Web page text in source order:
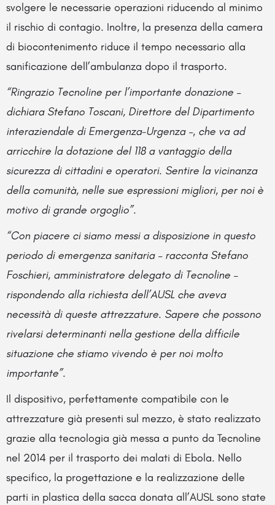
svolgere le necessarie operazioni riducendo al minimo
il rischio di contagio. Inoltre, la presenza della camera
di biocontenimento riduce il tempo necessario alla
sanificazione dell’ambulanza dopo il trasporto.
“Ringrazio Tecnoline per l’importante donazione –
dichiara Stefano Toscani, Direttore del Dipartimento
interaziendale di Emergenza-Urgenza –, che va ad
arricchire la dotazione del 118 a vantaggio della
sicurezza di cittadini e operatori. Sentire la vicinanza
della comunità, nelle sue espressioni migliori, per noi è
motivo di grande orgoglio”.
“Con piacere ci siamo messi a disposizione in questo
periodo di emergenza sanitaria – racconta Stefano
Foschieri, amministratore delegato di Tecnoline –
rispondendo alla richiesta dell’AUSL che aveva
necessità di queste attrezzature. Sapere che possono
rivelarsi determinanti nella gestione della difficile
situazione che stiamo vivendo è per noi molto
importante”.
Il dispositivo, perfettamente compatibile con le
attrezzature già presenti sul mezzo, è stato realizzato
grazie alla tecnologia già messa a punto da Tecnoline
nel 2014 per il trasporto dei malati di Ebola. Nello
specifico, la progettazione e la realizzazione delle
parti in plastica della sacca donata all’AUSL sono state